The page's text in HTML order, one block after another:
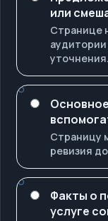
или
Странице
уточнения.
Страницу
ревизия
Факты о
услуге